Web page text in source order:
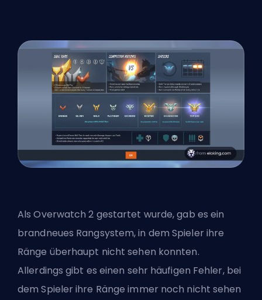
Als Overwatch 2 gestartet wurde, gab es ein
brandneues Rangsystem, in dem Spieler ihre
Ränge überhaupt nicht sehen konnten.
Allerdings gibt es einen sehr häufigen Fehler, bei
dem Spieler ihre Ränge immer noch nicht sehen